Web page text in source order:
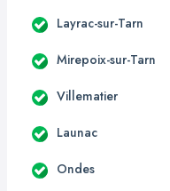
Layrac-sur-Tarn
Mirepoix-sur-Tarn
Villematier
Launac
Ondes